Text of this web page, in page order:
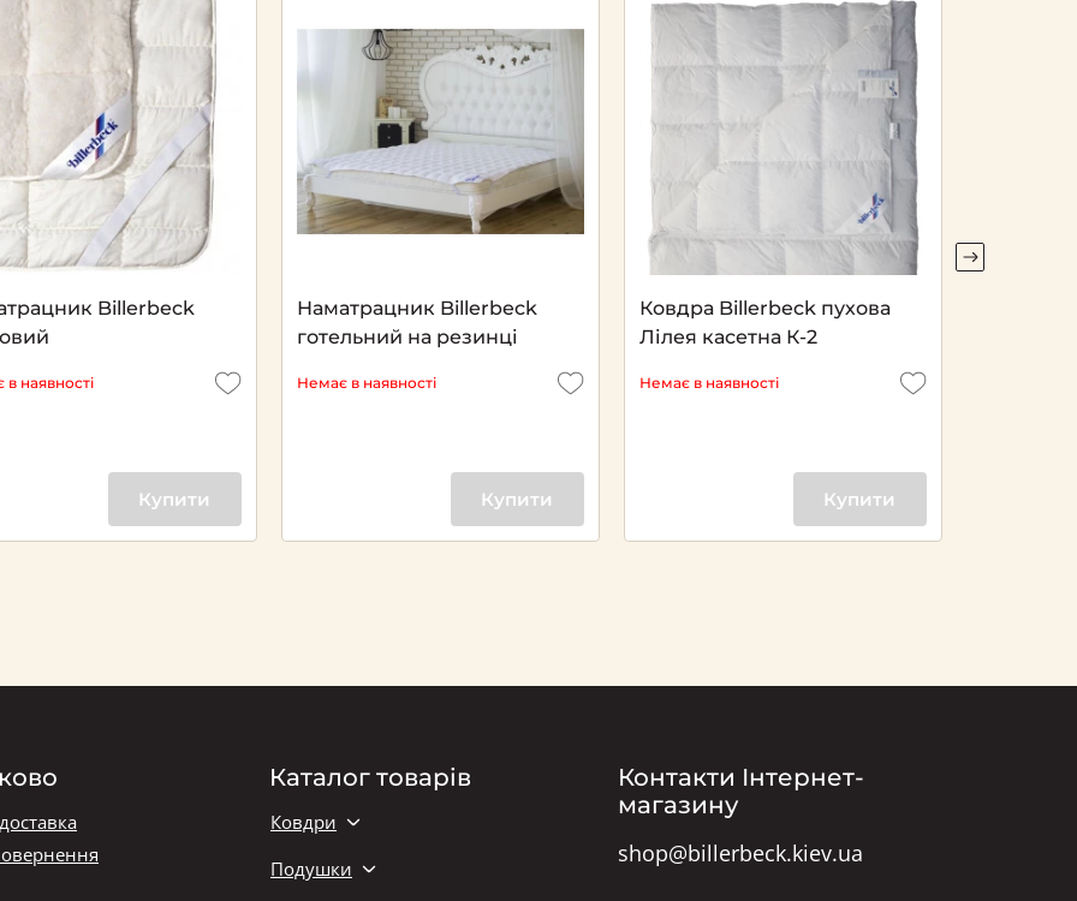
Billerbeck
наявності
Купити
Наматрацник Billerbeck
готельний на резинці
Немає в наявності
Купити
Ковдра Billerbeck пухова
Лілея касетна К-2
Немає в наявності
Купити
Каталог товарів
Ковдри
Подушки
Контакти Інтернет-
магазину
shop@billerbeck.kiev.ua